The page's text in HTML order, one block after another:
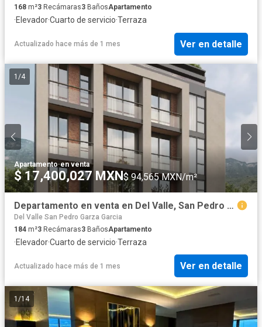
168 m²3 Recámaras3 BañosApartamento
·Elevador·Cuarto de servicio·Terraza
Actualizado hace más de 1 mes Ver en detalle
1 /4
Apartamento·en venta
$ 17,400,027 MXN$ 94,565 MXN/m²
Departamento en venta en Del Valle, San Pedro Garza García, Nuevo León
Del Valle San Pedro Garza Garcia
184 m²3 Recámaras3 BañosApartamento
·Elevador·Cuarto de servicio·Terraza
Actualizado hace más de 1 mes Ver en detalle
1 /14